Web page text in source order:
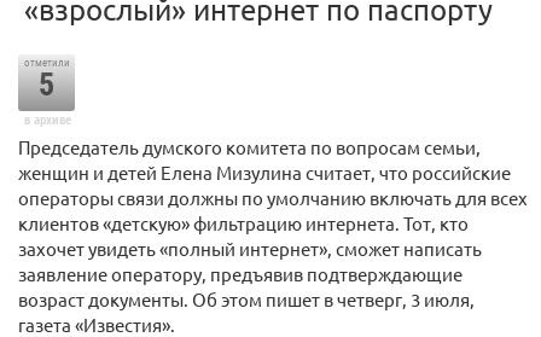
«взрослый» интернет по паспорту
отметили
5
в архиве
Председатель думского комитета по вопросам семьи,
женщин и детей Елена Мизулина считает, что российские
операторы связи должны по умолчанию включать для всех
клиентов «детскую» фильтрацию интернета. Тот, кто
захочет увидеть «полный интернет», сможет написать
заявление оператору, предъявив подтверждающие
возраст документы. Об этом пишет в четверг, 3 июля,
газета «Известия».